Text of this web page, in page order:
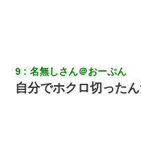
嫁の妹（26歳）がずっとウ
9 名無しさん＠おーぷん
自分でホクロ切った